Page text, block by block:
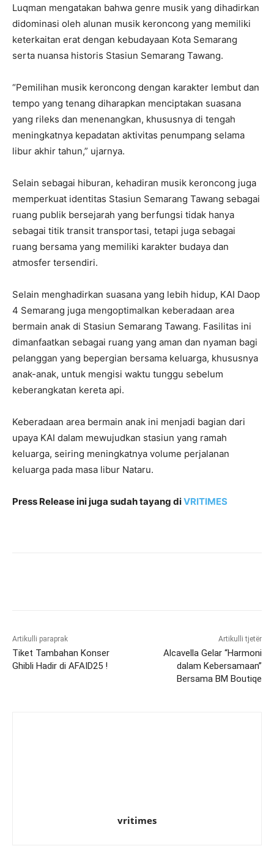
Luqman mengatakan bahwa genre musik yang dihadirkan
didominasi oleh alunan musik keroncong yang memiliki
keterkaitan erat dengan kebudayaan Kota Semarang
serta nuansa historis Stasiun Semarang Tawang.
“Pemilihan musik keroncong dengan karakter lembut dan
tempo yang tenang diharapkan menciptakan suasana
yang rileks dan menenangkan, khususnya di tengah
meningkatnya kepadatan aktivitas penumpang selama
libur akhir tahun,” ujarnya.
Selain sebagai hiburan, kehadiran musik keroncong juga
memperkuat identitas Stasiun Semarang Tawang sebagai
ruang publik bersejarah yang berfungsi tidak hanya
sebagai titik transit transportasi, tetapi juga sebagai
ruang bersama yang memiliki karakter budaya dan
atmosfer tersendiri.
Selain menghadirkan suasana yang lebih hidup, KAI Daop
4 Semarang juga mengoptimalkan keberadaan area
bermain anak di Stasiun Semarang Tawang. Fasilitas ini
dimanfaatkan sebagai ruang yang aman dan nyaman bagi
pelanggan yang bepergian bersama keluarga, khususnya
anak-anak, untuk mengisi waktu tunggu sebelum
keberangkatan kereta api.
Keberadaan area bermain anak ini menjadi bagian dari
upaya KAI dalam mewujudkan stasiun yang ramah
keluarga, seiring meningkatnya volume perjalanan
keluarga pada masa libur Nataru.
Press Release ini juga sudah tayang diVRITIMES
Artikulli paraprak
Tiket Tambahan Konser
Ghibli Hadir di AFAID25 !
Artikulli tjetër
Alcavella Gelar “Harmoni
dalam Kebersamaan”
Bersama BM Boutiqe
vritimes